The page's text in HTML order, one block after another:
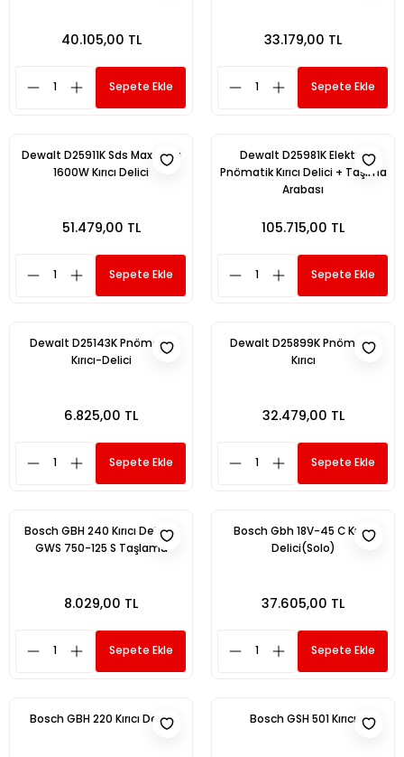
40.105,00 TL
Sepete Ekle
33.179,00 TL
Sepete Ekle
Dewalt D25911K Sds Max 13 Kg
1600W Kırıcı Delici
51.479,00 TL
Sepete Ekle
Dewalt D25981K Elektro
Pnömatik Kırıcı Delici + Taşıma
Arabası
105.715,00 TL
Sepete Ekle
Dewalt D25143K Pnömatik
Kırıcı-Delici
6.825,00 TL
Sepete Ekle
Dewalt D25899K Pnömatik
Kırıcı
32.479,00 TL
Sepete Ekle
Bosch GBH 240 Kırıcı Delici +
GWS 750-125 S Taşlama
8.029,00 TL
Sepete Ekle
Bosch Gbh 18V-45 C Kırıcı
Delici(Solo)
37.605,00 TL
Sepete Ekle
Bosch GBH 220 Kırıcı Delici Bosch GSH 501 Kırıcı